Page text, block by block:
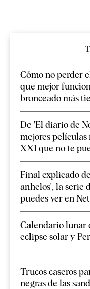
Cómo no perder
que mejor
bronceado más
De 'El diario de
mejores
XXI que no te
Final explicado
anhelos', la serie
puedes ver en
Calendario lunar
eclipse solar y
Trucos caseros
negras de las